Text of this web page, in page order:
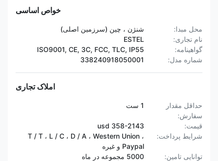
خواص اساسی
محل مبدا:
شنژن ، چین (سرزمین اصلی)
نام تجاری:
ESTEL
گواهینامه:
ISO9001, CE, 3C, FCC, TLC, IP55
شماره مدل:
338240918050001
املاک تجاری
حداقل مقدار
سفارش:
1 ست
قیمت:
358-2143 usd
شرایط پرداخت:
T / T ، L / C ، D / A ، Western Union ،
Paypal و غیره
توانایی تامین:
5000 مجموعه در ماه